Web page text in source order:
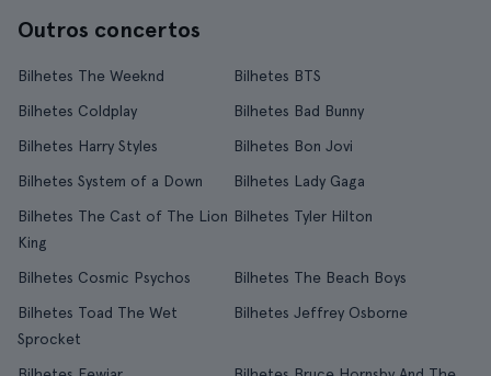
Outros concertos
Bilhetes The Weeknd
Bilhetes BTS
Bilhetes Coldplay
Bilhetes Bad Bunny
Bilhetes Harry Styles
Bilhetes Bon Jovi
Bilhetes System of a Down
Bilhetes Lady Gaga
Bilhetes The Cast of The Lion
King
Bilhetes Tyler Hilton
Bilhetes Cosmic Psychos
Bilhetes The Beach Boys
Bilhetes Toad The Wet
Sprocket
Bilhetes Jeffrey Osborne